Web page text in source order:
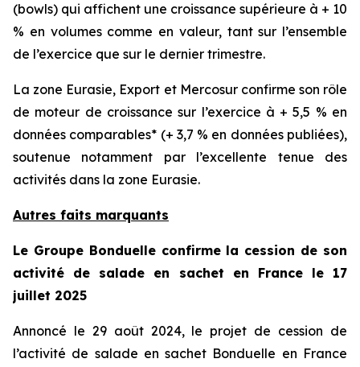
(bowls) qui affichent une croissance supérieure à + 10
% en volumes comme en valeur, tant sur l’ensemble
de l’exercice que sur le dernier trimestre.
La zone Eurasie, Export et Mercosur confirme son rôle
de moteur de croissance sur l’exercice à + 5,5 % en
données comparables* (+ 3,7 % en données publiées),
soutenue notamment par l’excellente tenue des
activités dans la zone Eurasie.
Autres faits marquants
Le Groupe Bonduelle confirme la cession de son
activité de salade en sachet en France le 17
juillet 2025
Annoncé le 29 août 2024, le projet de cession de
l’activité de salade en sachet Bonduelle en France